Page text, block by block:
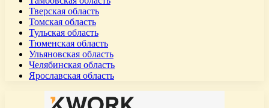
Тверская область
Томская область
Тульская область
Тюменская область
Ульяновская область
Челябинская область
Ярославская область